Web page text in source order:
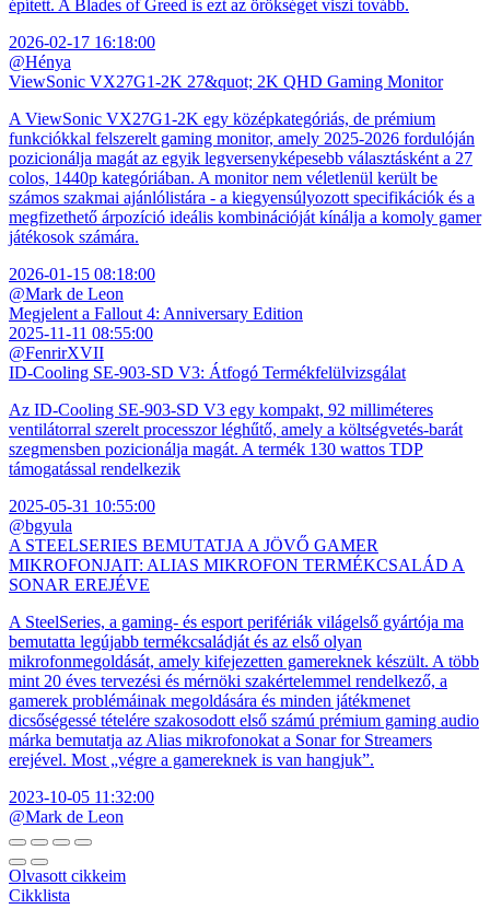
épített. A Blades of Greed is ezt az örökséget viszi tovább.
2026-02-17 16:18:00
@Hénya
ViewSonic VX27G1-2K 27&quot; 2K QHD Gaming Monitor
A ViewSonic VX27G1-2K egy középkategóriás, de prémium
funkciókkal felszerelt gaming monitor, amely 2025-2026 fordulóján
pozicionálja magát az egyik legversenyképesebb választásként a 27
colos, 1440p kategóriában. A monitor nem véletlenül került be
számos szakmai ajánlólistára - a kiegyensúlyozott specifikációk és a
megfizethető árpozíció ideális kombinációját kínálja a komoly gamer
játékosok számára.
2026-01-15 08:18:00
@Mark de Leon
Megjelent a Fallout 4: Anniversary Edition
2025-11-11 08:55:00
@FenrirXVII
ID-Cooling SE-903-SD V3: Átfogó Termékfelülvizsgálat
Az ID-Cooling SE-903-SD V3 egy kompakt, 92 milliméteres
ventilátorral szerelt processzor léghűtő, amely a költségvetés-barát
szegmensben pozicionálja magát. A termék 130 wattos TDP
támogatással rendelkezik
2025-05-31 10:55:00
@bgyula
A STEELSERIES BEMUTATJA A JÖVŐ GAMER
MIKROFONJAIT: ALIAS MIKROFON TERMÉKCSALÁD A
SONAR EREJÉVE
A SteelSeries, a gaming- és esport perifériák világelső gyártója ma
bemutatta legújabb termékcsaládját és az első olyan
mikrofonmegoldását, amely kifejezetten gamereknek készült. A több
mint 20 éves tervezési és mérnöki szakértelemmel rendelkező, a
gamerek problémáinak megoldására és minden játékmenet
dicsőségessé tételére szakosodott első számú prémium gaming audio
márka bemutatja az Alias mikrofonokat a Sonar for Streamers
erejével. Most „végre a gamereknek is van hangjuk”.
2023-10-05 11:32:00
@Mark de Leon
Olvasott cikkeim
Cikklista